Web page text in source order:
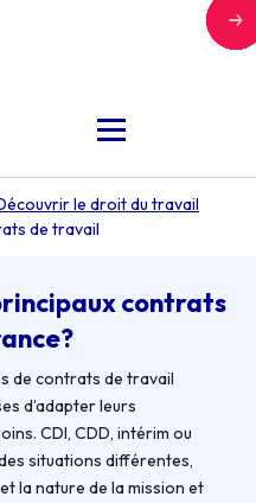
le droit du travail
de travail
contrats
de contrats de travail
d’adapter leurs
CDI, CDD, intérim ou
situations différentes,
la nature de la mission et